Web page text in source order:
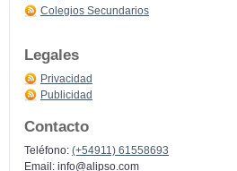
Colegios Secundarios
Legales
Privacidad
Publicidad
Contacto
Teléfono: (+54911) 61558693
Email: info@alipso.com